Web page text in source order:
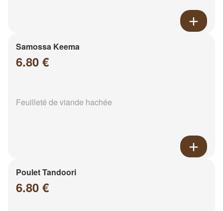
Samossa Keema
6.80 €
Feuilleté de viande hachée
Poulet Tandoori
6.80 €